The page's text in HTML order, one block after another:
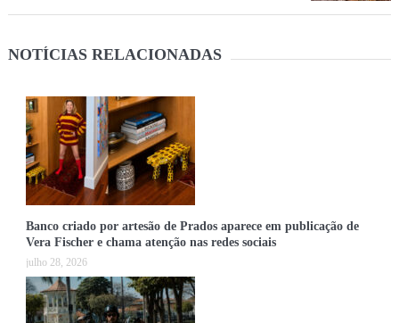
NOTÍCIAS RELACIONADAS
Banco criado por artesão de Prados aparece em publicação de
Vera Fischer e chama atenção nas redes sociais
julho 28, 2026